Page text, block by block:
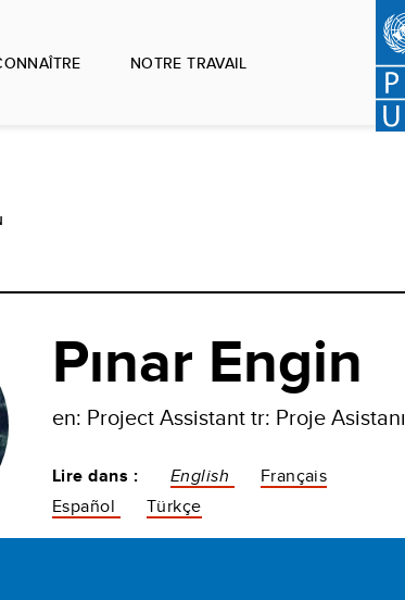
NOTRE TRAVAIL
Pınar Engin
en: Project Assistant tr: Proje Asistanı
Lire dans : English
Français
Español
Türkçe